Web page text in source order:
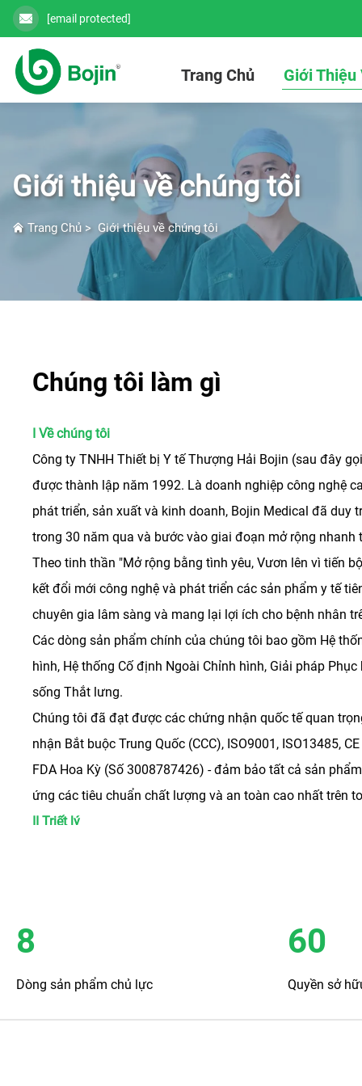
[email protected]
Trang Chủ Giới Thiệu
Giới thiệu về chúng tôi
Trang Chủ > Giới thiệu về chúng tôi
Chúng tôi làm gì
I Về chúng tôi
Công ty TNHH Thiết bị Y tế Thượng Hải Bojin (sau đây
được thành lập năm 1992. Là doanh nghiệp công nghệ
phát triển, sản xuất và kinh doanh, Bojin Medical đã duy
trong 30 năm qua và bước vào giai đoạn mở rộng nhanh
Theo tinh thần "Mở rộng bằng tình yêu, Vươn lên vì tiến
kết đổi mới công nghệ và phát triển các sản phẩm y tế
chuyên gia lâm sàng và mang lại lợi ích cho bệnh nhân
Các dòng sản phẩm chính của chúng tôi bao gồm Hệ
hình, Hệ thống Cố định Ngoài Chỉnh hình, Giải pháp Phục
sống Thắt lưng.
Chúng tôi đã đạt được các chứng nhận quốc tế quan
nhận Bắt buộc Trung Quốc (CCC), ISO9001, ISO13485,
FDA Hoa Kỳ (Số 3008787426) - đảm bảo tất cả sản
ứng các tiêu chuẩn chất lượng và an toàn cao nhất trên
II Triết lý
khỏe thông qua đổi mới công nghệ liên tục và phát triển
tiến.
IV Tầm nhìn
8
Dòng sản phẩm chủ lực
60
Quyền sở